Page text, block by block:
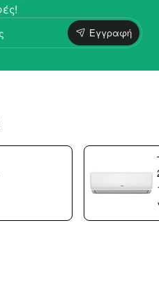
Εγγραφή
h